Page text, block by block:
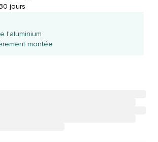
jours
l'aluminium
montée